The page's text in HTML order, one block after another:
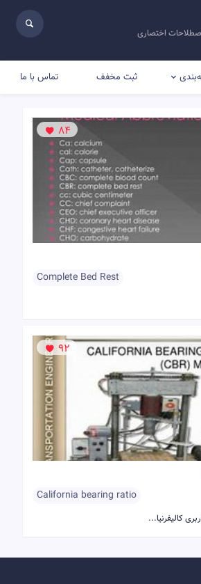
اختصاری
ثبت مخفف تماس با ما
84
Complete Bed Rest
92
California bearing ratio